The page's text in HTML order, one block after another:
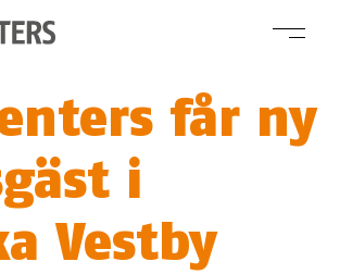
får ny
i
Vestby